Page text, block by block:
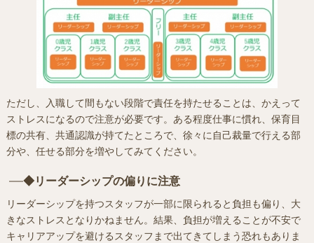
ただし、入職して間もない段階で責任を持たせることは、かえって
ストレスになるので注意が必要です。ある程度仕事に慣れ、保育目
標の共有、共通認識が持てたところで、徐々に自己裁量で行える部
分や、任せる部分を増やしてみてください。
◆リーダーシップの偏りに注意
リーダーシップを持つスタッフが一部に限られると負担も偏り、大
きなストレスとなりかねません。結果、負担が増えることが不安で
キャリアアップを避けるスタッフまで出てきてしまう恐れもありま